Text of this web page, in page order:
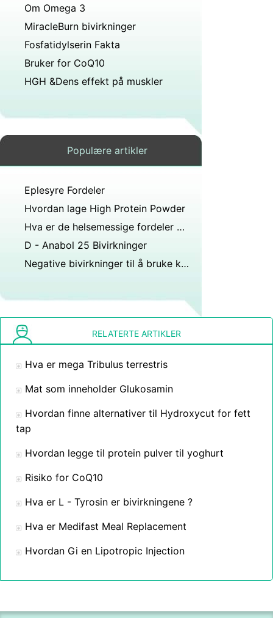
Om Omega 3
MiracleBurn bivirkninger
Fosfatidylserin Fakta
Bruker for CoQ10
HGH &Dens effekt på muskler
Populære artikler
Eplesyre Fordeler
Hvordan lage High Protein Powder
Hva er de helsemessige fordeler av Grade B lønnesirup
D - Anabol 25 Bivirkninger
Negative bivirkninger til å bruke kolloidalt sølv
RELATERTE ARTIKLER
Hva er mega Tribulus terrestris
Mat som inneholder Glukosamin
Hvordan finne alternativer til Hydroxycut for fett
tap
Hvordan legge til protein pulver til yoghurt
Risiko for CoQ10
Hva er L - Tyrosin er bivirkningene ?
Hva er Medifast Meal Replacement
Hvordan Gi en Lipotropic Injection